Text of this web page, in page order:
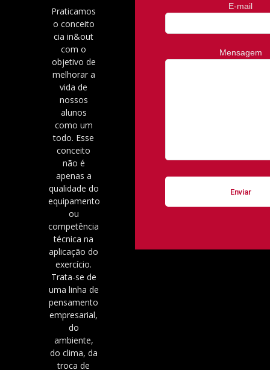
E-mail
Mensagem
Praticamos
o conceito
cia in&out
com o
objetivo de
melhorar a
vida de
nossos
alunos
como um
todo. Esse
conceito
não é
apenas a
qualidade do
equipamento
ou
competência
técnica na
aplicação do
exercício.
Trata-se de
uma linha de
pensamento
empresarial,
do
ambiente,
do clima, da
troca de